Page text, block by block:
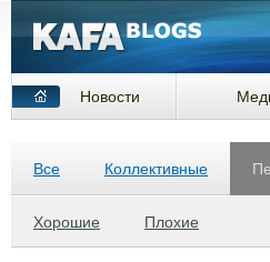
Новости
Все Коллективные
Хорошие Плохие